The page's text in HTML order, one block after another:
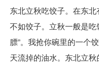
东北立秋吃饺子。在东
不如饺子。立秋一般是
膘”。我抢你碗里的一个
天流掉的油水。东北立